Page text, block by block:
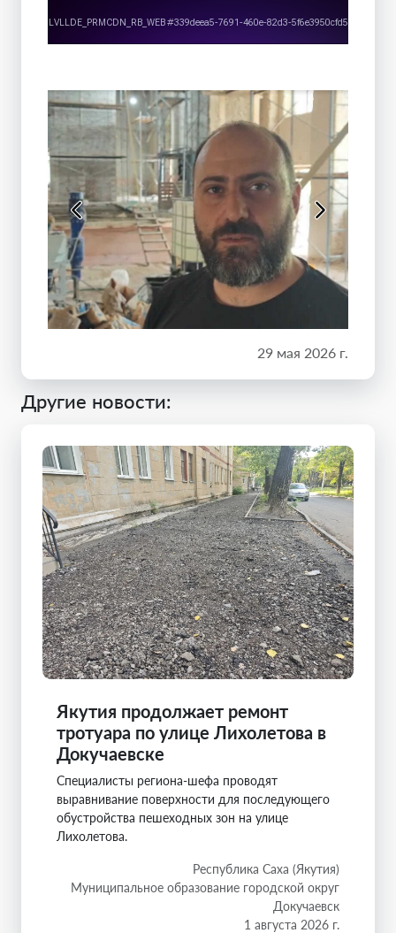
29 мая 2026 г.
Другие новости:
Якутия продолжает ремонт
тротуара по улице Лихолетова в
Докучаевске
Специалисты региона-шефа проводят
выравнивание поверхности для последующего
обустройства пешеходных зон на улице
Лихолетова.
Республика Саха (Якутия)
Муниципальное образование городской округ
Докучаевск
1 августа 2026 г.